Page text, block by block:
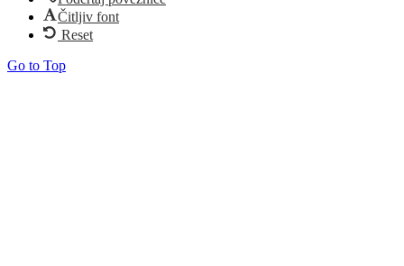
Čitljiv font
Reset
Go to Top